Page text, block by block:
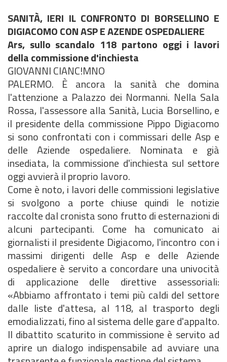
SANITÀ, IERI IL CONFRONTO DI BORSELLINO E
DIGIACOMO CON ASP E AZENDE OSPEDALIERE
Ars, sullo scandalo 118 partono oggi i lavori
della commissione d'inchiesta
GIOVANNI CIANC!MNO
PALERMO. È ancora la sanità che domina
l'attenzione a Palazzo dei Normanni. Nella Sala
Rossa, l'assessore alla Sanità, Lucia Borsellino, e
il presidente della commissione Pippo Digiacomo
si sono confrontati con i commissari delle Asp e
delle Aziende ospedaliere. Nominata e già
insediata, la commissione d'inchiesta sul settore
oggi avvierà il proprio lavoro.
Come è noto, i lavori delle commissioni legislative
si svolgono a porte chiuse quindi le notizie
raccolte dal cronista sono frutto di esternazioni di
alcuni partecipanti. Come ha comunicato ai
giornalisti il presidente Digiacomo, l'incontro con i
massimi dirigenti delle Asp e delle Aziende
ospedaliere è servito a concordare una univocità
di applicazione delle direttive assessoriali:
«Abbiamo affrontato i temi più caldi del settore
dalle liste d'attesa, al 118, al trasporto degli
emodializzati, fino al sistema delle gare d'appalto.
Il dibattito scaturito in commissione è servito ad
aprire un dialogo indispensabile ad avviare una